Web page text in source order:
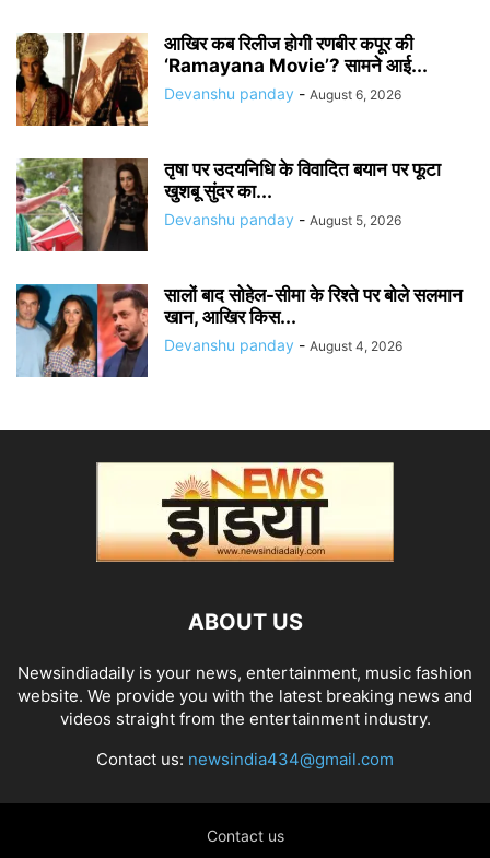
आखिर कब रिलीज होगी रणबीर कपूर की
‘Ramayana Movie’? सामने आई...
Devanshu panday - August 6, 2026
तृषा पर उदयनिधि के विवादित बयान पर फूटा
खुशबू सुंदर का...
Devanshu panday - August 5, 2026
सालों बाद सोहेल-सीमा के रिश्ते पर बोले सलमान
खान, आखिर किस...
Devanshu panday - August 4, 2026
ABOUT US
Newsindiadaily is your news, entertainment, music fashion
website. We provide you with the latest breaking news and
videos straight from the entertainment industry.
Contact us: newsindia434@gmail.com
Contact us